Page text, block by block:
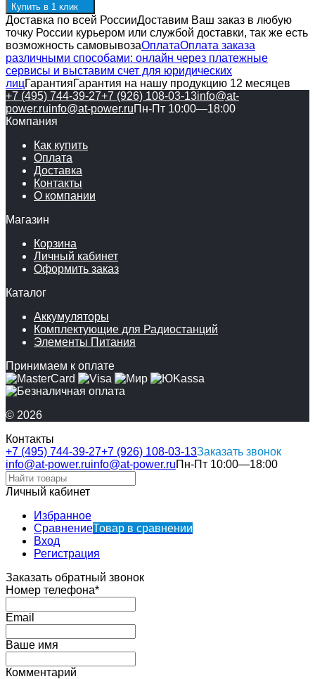
Купить в 1 клик
Доставка по всей РоссииДоставим Ваш заказ в любую
точку России курьером или службой доставки, так же есть
возможность самовывозаОплатаОплата заказа
различными способами: онлайн через платежные
сервисы и выставим счет для юридических
лицГарантияГарантия на нашу продукцию 12 месяцев
+7 (495) 744-39-27+7 (926) 108-03-13info@at-
power.ruinfo@at-power.ruПн-Пт 10:00—18:00
Компания
Как купить
Оплата
Доставка
Контакты
О компании
Магазин
Корзина
Личный кабинет
Оформить заказ
Каталог
Аккумуляторы
Комплектующие для Радиостанций
Элементы Питания
Принимаем к оплате
© 2026
Контакты
+7 (495) 744-39-27+7 (926) 108-03-13Заказать звонок
info@at-power.ruinfo@at-power.ruПн-Пт 10:00—18:00
Личный кабинет
Избранное
СравнениеТовар в сравнении
Вход
Регистрация
Заказать обратный звонок
Номер телефона*
Email
Ваше имя
Комментарий